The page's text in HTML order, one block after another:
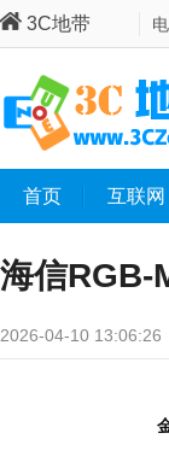
3C地带
首页 互联网
海信RGB-
2026-04-10 13:06:26